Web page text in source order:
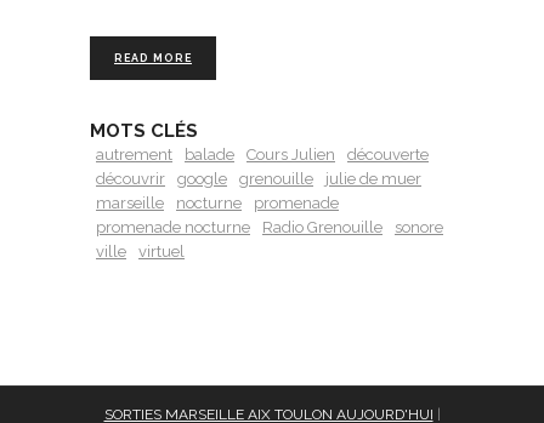
READ MORE
MOTS CLÉS
autrement balade Cours Julien
découverte
découvrir
google grenouille
julie de muer
marseille
nocturne
promenade
promenade nocturne
Radio Grenouille
sonore
ville
virtuel
SORTIES MARSEILLE AIX TOULON AUJOURD'HUI